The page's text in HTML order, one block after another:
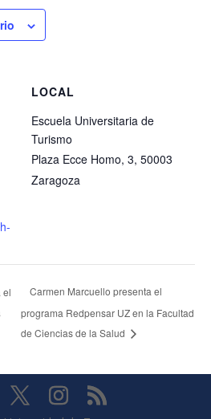
LOCAL
Escuela Universitaria de
Turismo
Plaza Ecce Homo, 3, 50003
Zaragoza
el
Carmen Marcuello presenta el
programa Redpensar UZ en la Facultad
de Ciencias de la Salud